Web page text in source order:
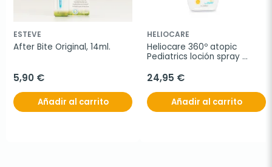
ESTEVE
After Bite Original, 14ml.
5,90 €
Añadir al carrito
HELIOCARE
Heliocare 360º atopic
Pediatrics loción spray
24,95 €
Añadir al carrito